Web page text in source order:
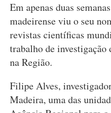
Em apenas duas
madeirense viu o seu
revistas científicas
trabalho de
na Região.
Filipe Alves,
Madeira, uma das